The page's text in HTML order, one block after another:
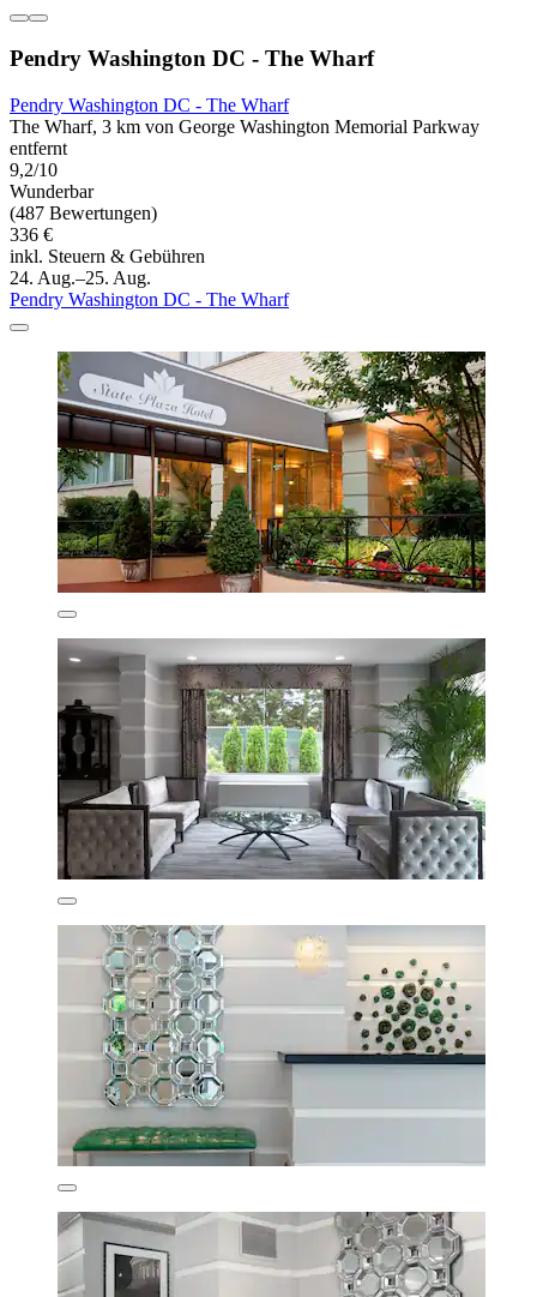
Pendry Washington DC - The Wharf
Pendry Washington DC - The Wharf
The Wharf, 3 km von George Washington Memorial Parkway
entfernt
9,2/10
Wunderbar
(487 Bewertungen)
336 €
inkl. Steuern & Gebühren
24. Aug.–25. Aug.
Pendry Washington DC - The Wharf